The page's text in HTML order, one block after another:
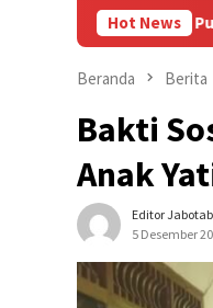
Hot News
Dugaan Pungli SKAB di
Beranda Berita
Bakti
Anak
Editor
5 Desember